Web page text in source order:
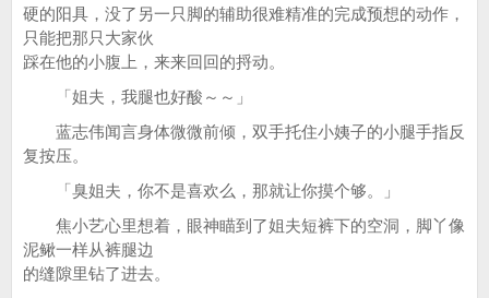
硬的阳具，没了另一只脚的辅助很难精准的完成预想的动作，
只能把那只大家伙
踩在他的小腹上，来来回回的捋动。
「姐夫，我腿也好酸～～」
蓝志伟闻言身体微微前倾，双手托住小姨子的小腿手指反
复按压。
「臭姐夫，你不是喜欢么，那就让你摸个够。」
焦小艺心里想着，眼神瞄到了姐夫短裤下的空洞，脚丫像
泥鳅一样从裤腿边
的缝隙里钻了进去。